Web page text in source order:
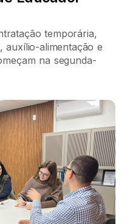
temporária,
auxílio-alimentação e
na segunda-